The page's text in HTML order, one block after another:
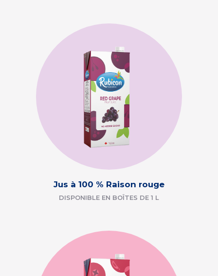
Jus à 100 % Raison rouge
DISPONIBLE EN BOÎTES DE 1 L